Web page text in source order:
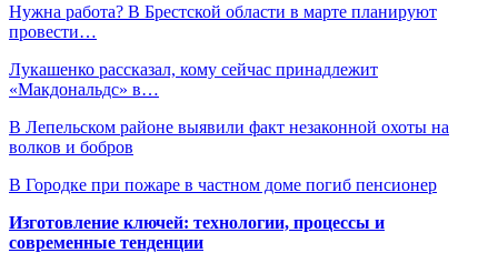
Нужна работа? В Брестской области в марте планируют
провести…
Лукашенко рассказал, кому сейчас принадлежит
«Макдональдс» в…
В Лепельском районе выявили факт незаконной охоты на
волков и бобров
В Городке при пожаре в частном доме погиб пенсионер
Изготовление ключей: технологии, процессы и
современные тенденции